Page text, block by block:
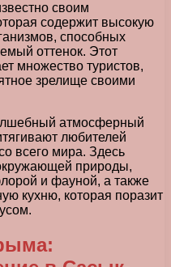
своим
содержит высокую
способных
оттенок. Этот
множество туристов,
зрелище своими
атмосферный
любителей
всего мира. Здесь
природы,
и фауной, а также
кухню, которая поразит